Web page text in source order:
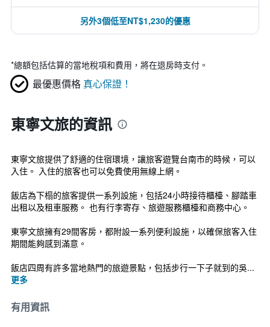
另外3個低至NT$1,230的優惠
*總額包括估算的當地稅項和費用，將在退房時支付。
最優惠價格 真心保證！
東寧文旅的資訊
東寧文旅提供了舒適的住宿環境，讓旅客遊覽台南市的時候，可以
入住。 入住的旅客也可以免費使用無線上網。
飯店為下榻的旅客提供一系列設施，包括24小時接待櫃檯、腳踏車
出租以及租車服務。 也有行李寄存、旅遊服務櫃檯和商務中心。
東寧文旅擁有29間客房，都附設一系列便利設施，以確保旅客入住
期間能夠感到滿意。
飯店四周有許多當地熱門的旅遊景點，包括步行一下子就到的吳...
更多
有用資訊